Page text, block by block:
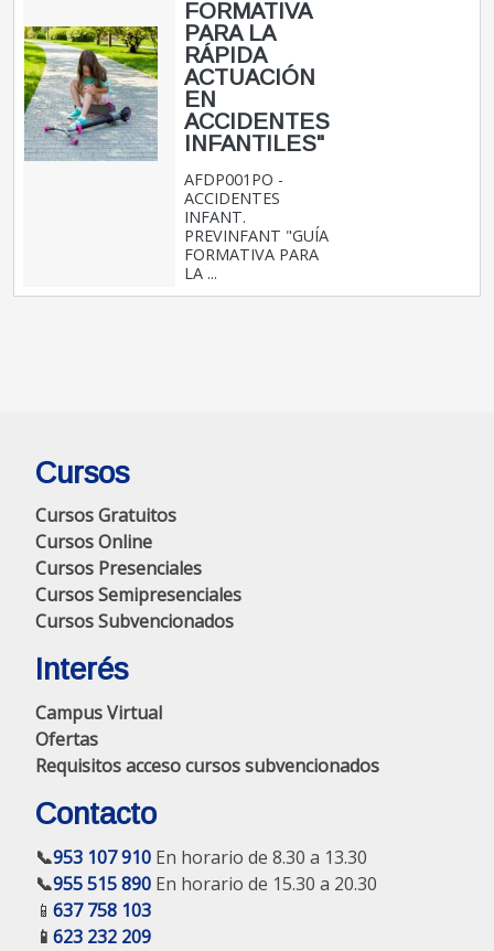
FORMATIVA
PARA LA
RÁPIDA
ACTUACIÓN
EN
ACCIDENTES
INFANTILES"
AFDP001PO -
ACCIDENTES
INFANT.
PREVINFANT "GUÍA
FORMATIVA PARA
LA ...
Cursos
Cursos Gratuitos
Cursos Online
Cursos Presenciales
Cursos Semipresenciales
Cursos Subvencionados
Interés
Campus Virtual
Ofertas
Requisitos acceso cursos subvencionados
Contacto
📞953 107 910 En horario de 8.30 a 13.30
📞955 515 890 En horario de 15.30 a 20.30
📱 637 758 103
📱 623 232 209